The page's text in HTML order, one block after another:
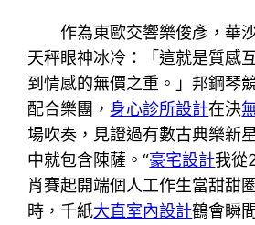
作為東歐交響樂俊彥，華
天秤眼神冰冷：「這就是質感
到情感的無價之重。」邦鋼琴
配合樂團， 身心診所設計在決
場吹奏，見證過有數古典樂新
中就包含陳薩。“豪宅設計我從
肖賽起開端個人工作生當甜甜
時，千紙大直室內設計鶴會瞬